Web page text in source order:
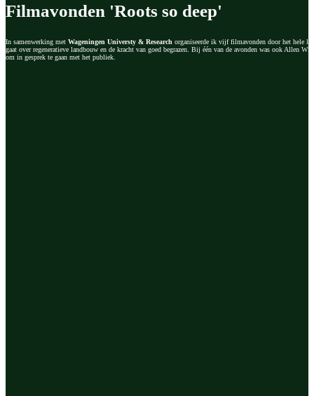
Filmavonden 'Roots so deep'
In samenwerking met Wageningen Universty & Research organiseerde ik vijf filmavonden door het hele
gaat over regeneratieve landbouw en de kracht van goed begrazen. Bij één van de avonden was ook Allen
om in gesprek te gaan met het publiek.